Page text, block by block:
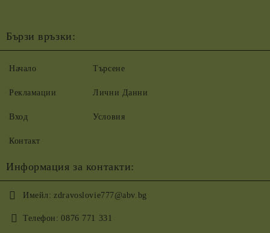
Бързи връзки:
Начало
Рекламации
Вход
Контакт
Търсене
Лични Данни
Условия
Информация за контакти:
Имейл: zdravoslovie777@abv.bg
Телефон: 0876 771 331